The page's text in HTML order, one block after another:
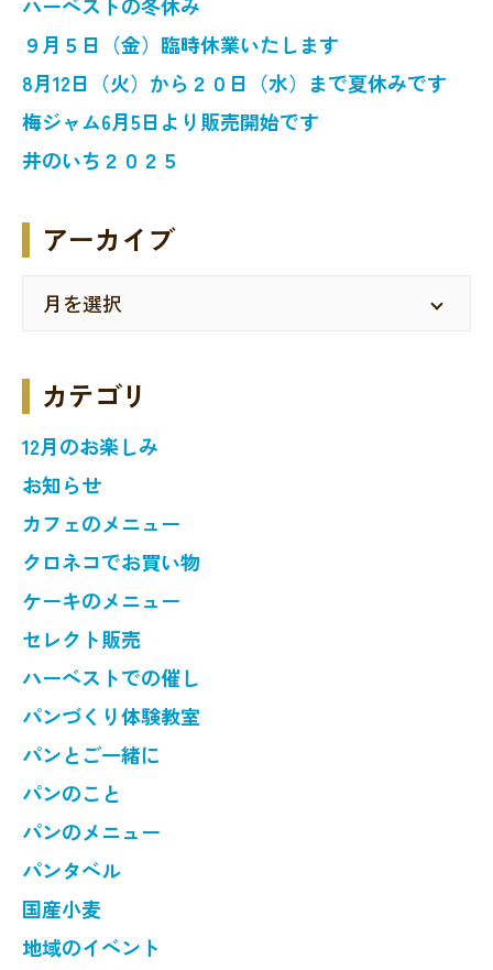
ハーベストの冬休み
９月５日（金）臨時休業いたします
8月12日（火）から２０日（水）まで夏休みです
梅ジャム6月5日より販売開始です
井のいち２０２５
アーカイブ
カテゴリ
12月のお楽しみ
お知らせ
カフェのメニュー
クロネコでお買い物
ケーキのメニュー
セレクト販売
ハーベストでの催し
パンづくり体験教室
パンとご一緒に
パンのこと
パンのメニュー
パンタベル
国産小麦
地域のイベント